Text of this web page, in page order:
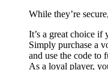
While they’re
It’s a great choice if
Simply purchase a
and use the code to
As a loyal player,